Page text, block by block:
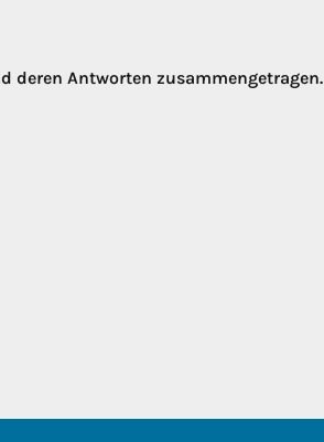
deren Antworten zusammengetragen.